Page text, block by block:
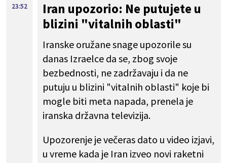
23:52
Iran upozorio: Ne putujete u
blizini "vitalnih oblasti"
Iranske oružane snage upozorile su
danas Izraelce da se, zbog svoje
bezbednosti, ne zadržavaju i da ne
putuju u blizini "vitalnih oblasti" koje bi
mogle biti meta napada, prenela je
iranska državna televizija.
Upozorenje je večeras dato u video izjavi,
u vreme kada je Iran izveo novi raketni